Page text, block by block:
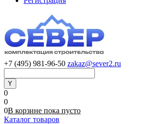
+7 (495) 981-96-50 zakaz@sever2.ru
0
0
0В корзине пока пусто
Каталог товаров